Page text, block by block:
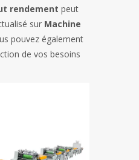
rendement peut
sur Machine
pouvez également
de vos besoins